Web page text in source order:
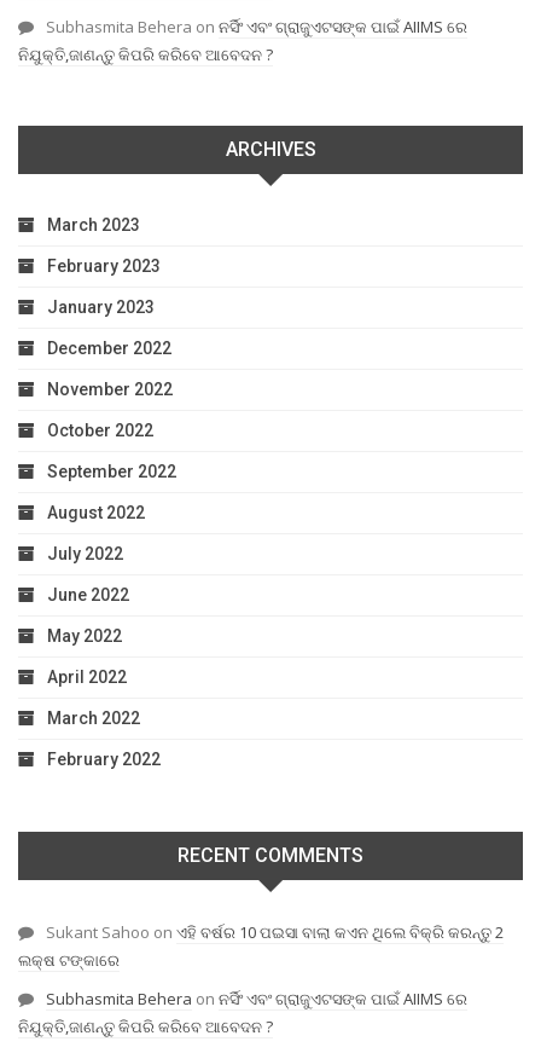
Subhasmita Behera on ନର୍ସିଂ ଏବଂ ଗ୍ରାଜୁଏଟସଙ୍କ ପାଇଁ AIIMS ରେ
ନିଯୁକ୍ତି,ଜାଣନ୍ତୁ କିପରି କରିବେ ଆବେଦନ ?
ARCHIVES
March 2023
February 2023
January 2023
December 2022
November 2022
October 2022
September 2022
August 2022
July 2022
June 2022
May 2022
April 2022
March 2022
February 2022
RECENT COMMENTS
Sukant Sahoo on ଏହି ବର୍ଷର 10 ପଇସା ବାଲା କଏନ ଥିଲେ ବିକ୍ରି କରନ୍ତୁ 2
ଲକ୍ଷ ଟଙ୍କାରେ
Subhasmita Behera on ନର୍ସିଂ ଏବଂ ଗ୍ରାଜୁଏଟସଙ୍କ ପାଇଁ AIIMS ରେ
ନିଯୁକ୍ତି,ଜାଣନ୍ତୁ କିପରି କରିବେ ଆବେଦନ ?